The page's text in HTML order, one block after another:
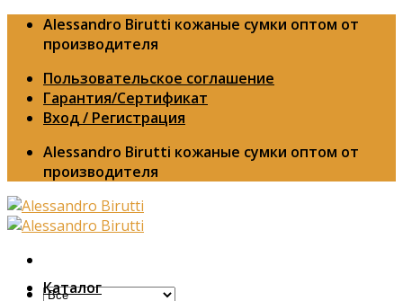
Skip Alessandro Birutti кожаные сумки оптом от
производителя
Пользовательское соглашение
Гарантия/Сертификат
Вход / Регистрация
Alessandro Birutti кожаные сумки оптом от
производителя
Каталог